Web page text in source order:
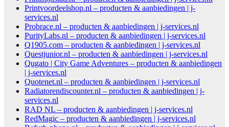
Printvoordeelshop.nl – producten & aanbiedingen | j-
services.nl
Probrace.nl – producten & aanbiedingen | j-services.nl
PurityLabs.nl – producten & aanbiedingen | j-services.nl
Q1905.com – producten & aanbiedingen | j-services.nl
Questjunior.nl – producten & aanbiedingen | j-services.nl
Qugato | City Game Adventures – producten & aanbiedingen
| j-services.nl
Quotenet.nl – producten & aanbiedingen | j-services.nl
Radiatorendiscounter.nl – producten & aanbiedingen | j-
services.nl
RAD NL – producten & aanbiedingen | j-services.nl
RedMagic – producten & aanbiedingen | j-services.nl